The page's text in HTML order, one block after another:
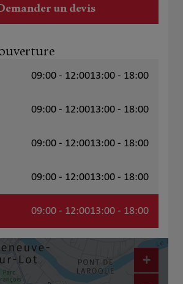
un devis
09:00 - 12:0013:00 - 18:00
09:00 - 12:0013:00 - 18:00
09:00 - 12:0013:00 - 18:00
09:00 - 12:0013:00 - 18:00
09:00 - 12:0013:00 - 18:00
+